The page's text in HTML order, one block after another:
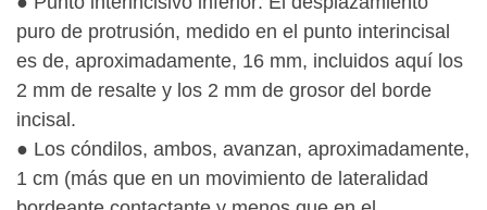
puro de protrusión, medido en el punto interincisal
es de, aproximadamente, 16 mm, incluidos aquí los
2 mm de resalte y los 2 mm de grosor del borde
incisal.
● Los cóndilos, ambos, avanzan, aproximadamente,
1 cm (más que en un movimiento de lateralidad